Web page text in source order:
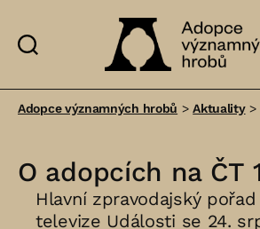
Adopce významných hrobů >Aktuality>
O adopcích na ČT
Hlavní zpravodajský
televize Události se 24.